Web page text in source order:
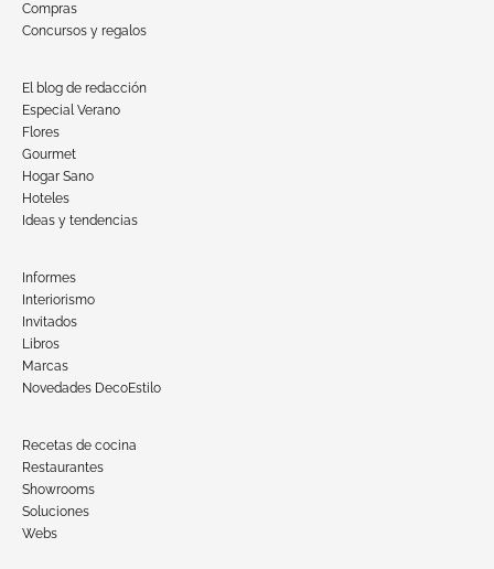
Compras
Concursos y regalos
El blog de redacción
Especial Verano
Flores
Gourmet
Hogar Sano
Hoteles
Ideas y tendencias
Informes
Interiorismo
Invitados
Libros
Marcas
Novedades DecoEstilo
Recetas de cocina
Restaurantes
Showrooms
Soluciones
Webs